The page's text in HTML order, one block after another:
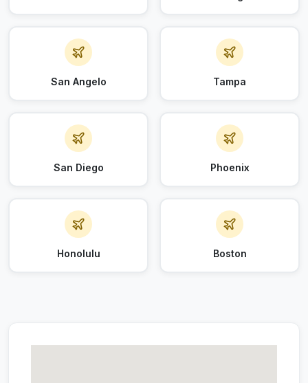
San Angelo Tampa
San Diego Phoenix
Honolulu Boston